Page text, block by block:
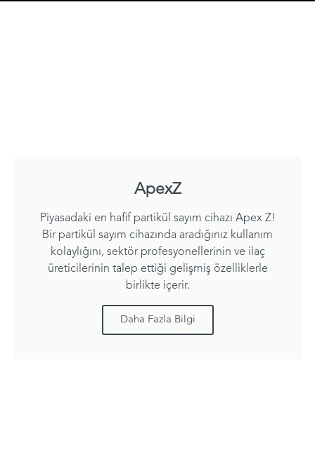
ApexZ
Piyasadaki en hafif partikül sayım cihazı Apex Z!
Bir partikül sayım cihazında aradığınız kullanım
kolaylığını, sektör profesyonellerinin ve ilaç
üreticilerinin talep ettiği gelişmiş özelliklerle
birlikte içerir.
Daha Fazla Bilgi